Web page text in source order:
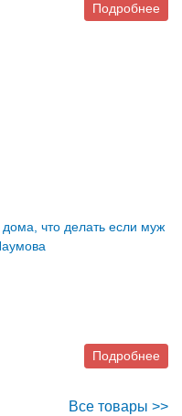
Подробнее
что делать если муж
Подробнее
Все товары >>